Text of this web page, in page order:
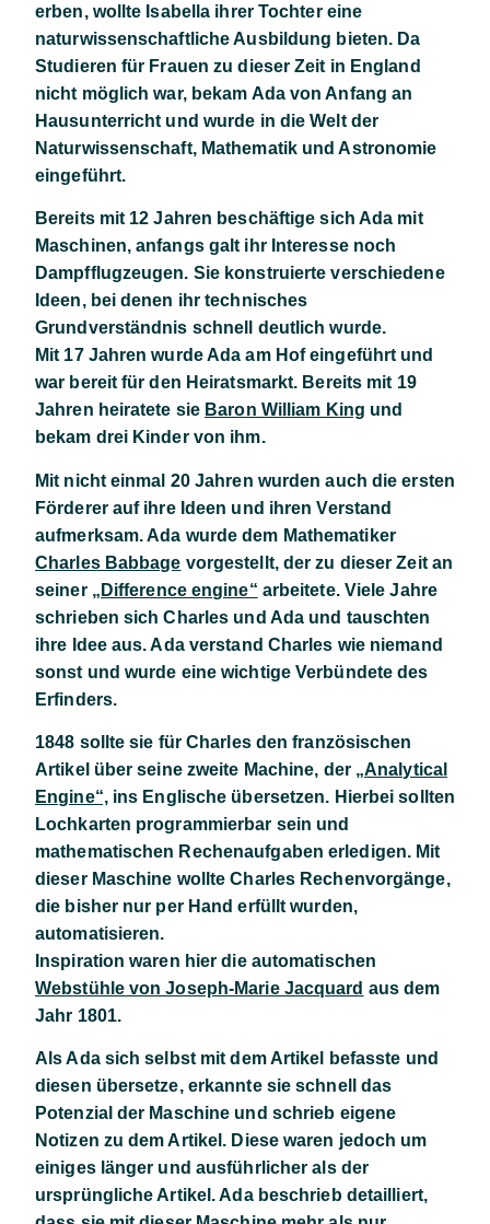
erben, wollte Isabella ihrer Tochter eine
naturwissenschaftliche Ausbildung bieten. Da
Studieren für Frauen zu dieser Zeit in England
nicht möglich war, bekam Ada von Anfang an
Hausunterricht und wurde in die Welt der
Naturwissenschaft, Mathematik und Astronomie
eingeführt.
Bereits mit 12 Jahren beschäftige sich Ada mit
Maschinen, anfangs galt ihr Interesse noch
Dampfflugzeugen. Sie konstruierte verschiedene
Ideen, bei denen ihr technisches
Grundverständnis schnell deutlich wurde.
Mit 17 Jahren wurde Ada am Hof eingeführt und
war bereit für den Heiratsmarkt. Bereits mit 19
Jahren heiratete sie Baron William King und
bekam drei Kinder von ihm.
Mit nicht einmal 20 Jahren wurden auch die ersten
Förderer auf ihre Ideen und ihren Verstand
aufmerksam. Ada wurde dem Mathematiker
Charles Babbage vorgestellt, der zu dieser Zeit an
seiner „Difference engine“ arbeitete. Viele Jahre
schrieben sich Charles und Ada und tauschten
ihre Idee aus. Ada verstand Charles wie niemand
sonst und wurde eine wichtige Verbündete des
Erfinders.
1848 sollte sie für Charles den französischen
Artikel über seine zweite Machine, der „Analytical
Engine“,ins Englische übersetzen. Hierbei sollten
Lochkarten programmierbar sein und
mathematischen Rechenaufgaben erledigen. Mit
dieser Maschine wollte Charles Rechenvorgänge,
die bisher nur per Hand erfüllt wurden,
automatisieren.
Inspiration waren hier die automatischen
Webstühle von Joseph-Marie Jacquard aus dem
Jahr 1801.
Als Ada sich selbst mit dem Artikel befasste und
diesen übersetze, erkannte sie schnell das
Potenzial der Maschine und schrieb eigene
Notizen zu dem Artikel. Diese waren jedoch um
einiges länger und ausführlicher als der
ursprüngliche Artikel. Ada beschrieb detailliert,